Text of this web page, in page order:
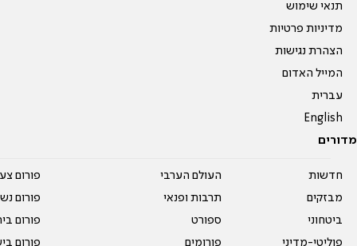
תנאי שימוש
מדיניות פרטיות
הצהרת נגישות
המייל האדום
עברית
English
מדורים
חדשות
מבזקים
ביטחוני
פוליטי-מדיני
העולם הערבי
תרבות ופנאי
ספורט
פורומים
פורום
פורום
פורום
פורום